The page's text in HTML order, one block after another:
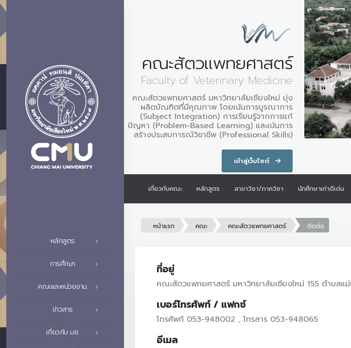
หลักสูตร
การศึกษา
คณะและหน่วยงาน
ข่าวสาร
เกี่ยวกับ มช.
คณะสัตวแพทยศาสตร์
Faculty of Veterinary Medicine
คณะสัตวแพทยศาสตร์ มหาวิทยาลัยเชียงใหม่ มุ่ง
ผลิตบัณฑิตที่มีคุณภาพ โดยเน้นการบูรณาการ
(Subject Integration) การเรียนรู้จากการแก้
ปัญหา (Problem-Based Learning) และเน้นการ
สร้างประสบการณ์วิชาชีพ (Professional Skills)
เข้าสู่เว็บไซต์
เกี่ยวกับคณะ หลักสูตร สาขาวิชา/ภาควิชา นักศึกษาเก่าดีเด่น
หน้าแรก คณะ คณะสัตวแพทยศาสตร์ ติดต่อ
ที่อยู่
คณะสัตวแพทยศาสตร์ มหาวิทยาลัยเชียงใหม่ 155 ตำบลแม่
เบอร์โทรศัพท์ / แฟกซ์
โทรศัพท์ 053-948002 , โทรสาร 053-948065
อีเมล